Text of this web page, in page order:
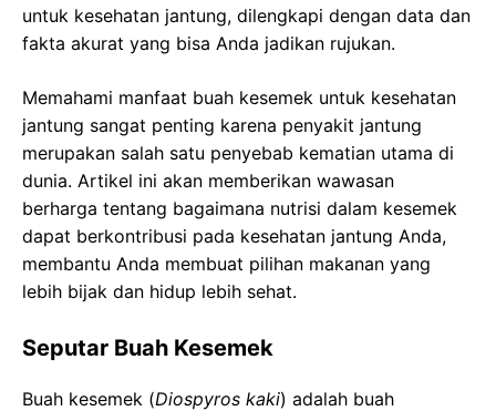
untuk kesehatan jantung, dilengkapi dengan data dan
fakta akurat yang bisa Anda jadikan rujukan.
Memahami manfaat buah kesemek untuk kesehatan
jantung sangat penting karena penyakit jantung
merupakan salah satu penyebab kematian utama di
dunia. Artikel ini akan memberikan wawasan
berharga tentang bagaimana nutrisi dalam kesemek
dapat berkontribusi pada kesehatan jantung Anda,
membantu Anda membuat pilihan makanan yang
lebih bijak dan hidup lebih sehat.
Seputar Buah Kesemek
Buah kesemek (Diospyros kaki) adalah buah